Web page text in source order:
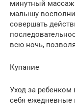
минутный массаж
малышу
совершать
всю ночь,
Купание
Уход за ребенком
себя